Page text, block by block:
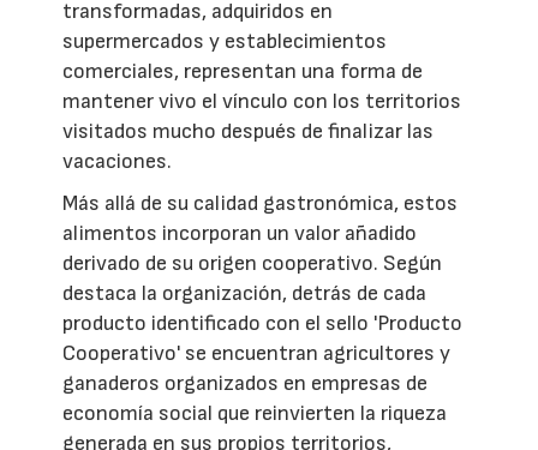
transformadas, adquiridos en
supermercados y establecimientos
comerciales, representan una forma de
mantener vivo el vínculo con los territorios
visitados mucho después de finalizar las
vacaciones.
Más allá de su calidad gastronómica, estos
alimentos incorporan un valor añadido
derivado de su origen cooperativo. Según
destaca la organización, detrás de cada
producto identificado con el sello 'Producto
Cooperativo' se encuentran agricultores y
ganaderos organizados en empresas de
economía social que reinvierten la riqueza
generada en sus propios territorios,